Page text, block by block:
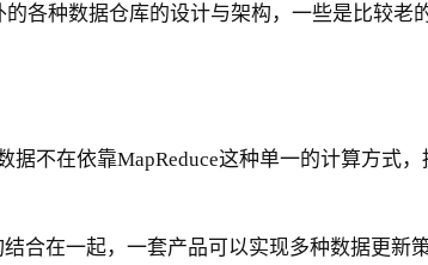
各种数据仓库的设计与架构，一些是比较
不在依靠MapReduce这种单一的计算方式
合在一起，一套产品可以实现多种数据更新策